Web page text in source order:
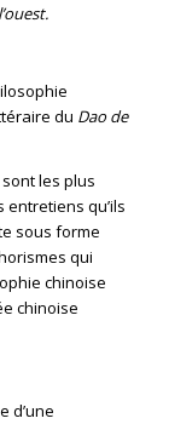
du Dao de
les plus
qu’ils
sous forme
qui
chinoise
chinoise
d’une